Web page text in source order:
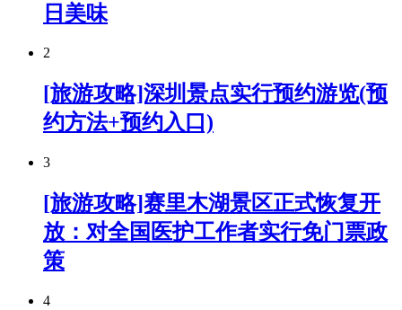
日美味
2
[旅游攻略]深圳景点实行预约游览(预
约方法+预约入口)
3
[旅游攻略]赛里木湖景区正式恢复开
放：对全国医护工作者实行免门票政
策
4